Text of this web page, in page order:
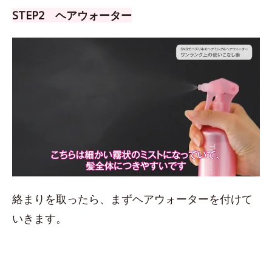
STEP2 ヘアウォーター
絡まりを取ったら、まずヘアウォーターを付けて
いきます。